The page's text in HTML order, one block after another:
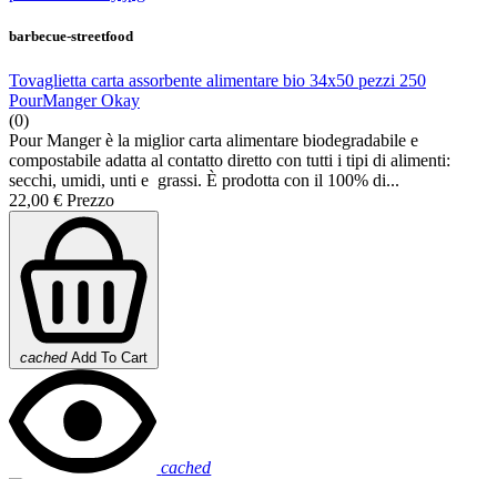
barbecue-streetfood
Tovaglietta carta assorbente alimentare bio 34x50 pezzi 250
PourManger Okay
(0)
Pour Manger è la miglior carta alimentare biodegradabile e
compostabile adatta al contatto diretto con tutti i tipi di alimenti:
secchi, umidi, unti e grassi. È prodotta con il 100% di...
22,00 € Prezzo
cached Add To Cart
cached